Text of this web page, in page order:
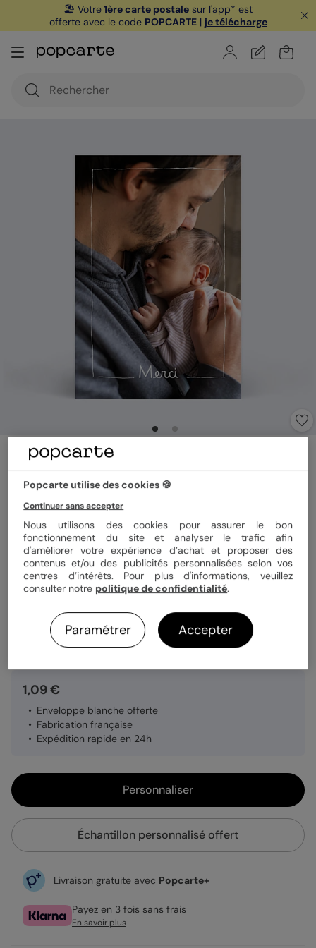
🏖️ Votre1ère carte postale sur l'app* est
offerte avec le code POPCARTE| je télécharge
Carte remerciement naissance
Cadre à la Main
4.7 (3avis)
Format 10x15 cm
Papier Papier Satiné
Quantité Échantillon personnalisé
1,09 €
Enveloppe blanche offerte
Fabrication française
Expédition rapide en 24h
Personnaliser
Échantillon personnalisé offert
Livraison gratuite avec Popcarte+
Payez en 3 fois sans frais
En savoir plus
Popcarte utilise des cookies 🍪
Continuer sans accepter
Nous utilisons des cookies pour assurer le bon
fonctionnement du site et analyser le trafic afin
d'améliorer votre expérience d’achat et proposer des
contenus et/ou des publicités personnalisées selon vos
centres d’intérêts. Pour plus d'informations, veuillez
consulter notre politique de confidentialité.
Paramétrer Accepter